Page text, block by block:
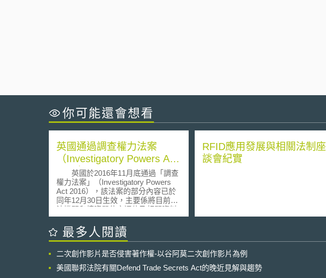
你可能還會想看
英國通過調查權力法案
（Investigatory Powers Act
2016）
英國於2016年11月底通過「調查
權力法案」（Investigatory Powers
Act 2016），該法案的部分內容已於
同年12月30日生效，主要係將目前執
法機關和情資單位之通信及相關資料
蒐集的權力整併，並訂定了通信監察
書（Interception Warrants）授權及監
督之方式，以及要求業者保留網路連
者。法案共分為九個章節，分別為：
1.一般隱私保護 2.合法監聽通信 3.取
得通信資料之授權 4.通信資料之保留
RFID應用發展與相關法制座
談會紀實
最多人閱讀
二次創作影片是否侵害著作權-以谷阿莫二次創作影片為例
美國聯邦法院有關Defend Trade Secrets Act的晚近見解與趨勢